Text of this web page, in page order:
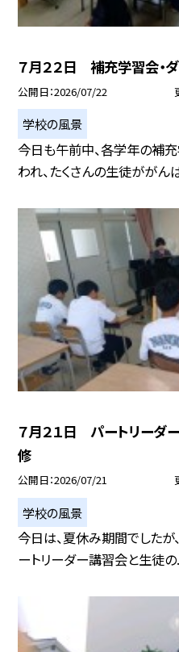
７月２２日 補充学習会・ダ
公開日 2026/07/22
学校の風景
今日も午前中、各学年の補
われ、たくさんの生徒ががん
７月２１日 パートリーダ
修
公開日 2026/07/21
学校の風景
今日は、夏休み期間でしたが
ートリーダー講習会と生徒の